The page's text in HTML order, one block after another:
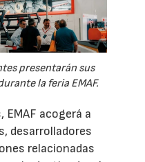
presentarán sus
la feria EMAF.
acogerá a
desarrolladores
relacionadas